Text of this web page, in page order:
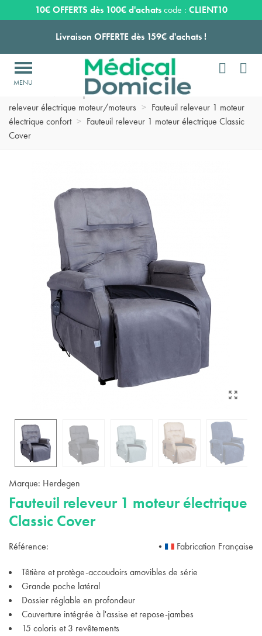
Matériel pour chambre de malade domicile
releveur électrique moteur/moteurs > Fauteuil releveur 1 moteur
électrique confort > Fauteuil releveur 1 moteur électrique Classic
Cover
Marque: Herdegen
Fauteuil releveur 1 moteur électrique
Classic Cover
Référence: • Fabrication Française
Têtière et protège-accoudoirs amovibles de série
Grande poche latéral
Dossier réglable en profondeur
Couverture intégrée à l'assise et repose-jambes
15 coloris et 3 revêtements
10€ OFFERTS dès 100€ d'achatscode : CLIENT10
Livraison OFFERTE dès 159€ d'achats !
Payez en 3 ou 4 fois SANS FRAIS à partir de 100
Expédition sous 24 à 48 heures ouvrées*
Expédition sous 24 à 48 heures ouvrées*

